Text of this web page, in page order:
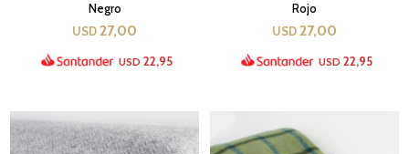
Negro
USD 27,00
USD 22,95
Rojo
USD 27,00
USD 22,95